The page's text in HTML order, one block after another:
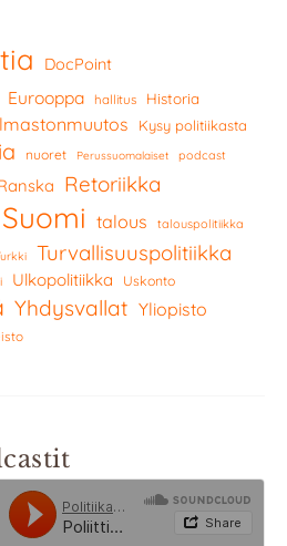
DocPoint
Eurooppa hallitus Historia
Kysy politiikasta
nuoret Perussuomalaiset podcast
Retoriikka
Suomi talous talouspolitiikka
Turvallisuuspolitiikka
Ulkopolitiikka Uskonto
Yhdysvallat Yliopisto